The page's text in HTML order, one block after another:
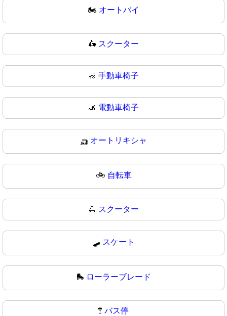
🏍 オートバイ
🛵 スクーター
🦽 手動車椅子
🦼 電動車椅子
🛺 オートリキシャ
🚲 自転車
🛴 スクーター
🛹 スケート
🛼 ローラーブレード
🚏 バス停